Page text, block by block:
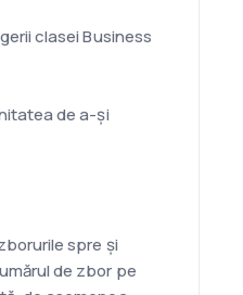
clasei Business
de a-și
spre și
de zbor pe